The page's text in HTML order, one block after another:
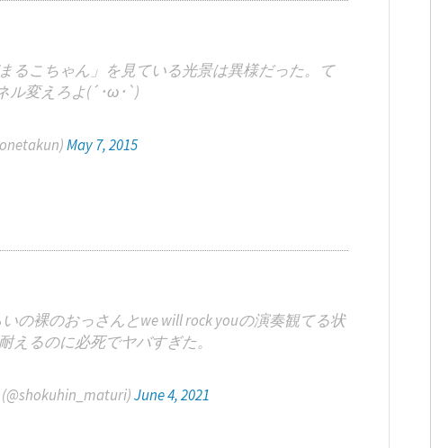
るこちゃん」を見ている光景は異様だった。て
ル変えろよ(´･ω･`)
May 7, 2015
の裸のおっさんとwe will rock youの演奏観てる状
えるのに必死でヤバすぎた。
June 4, 2021